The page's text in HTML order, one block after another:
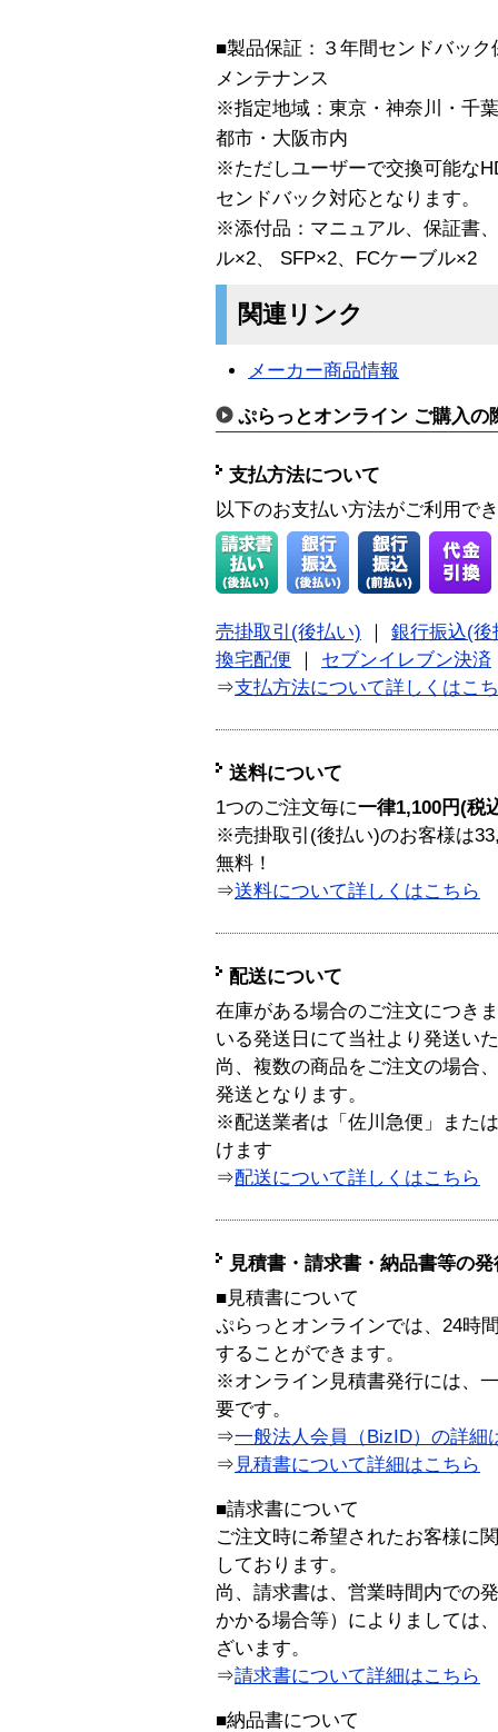
■製品保証：３年間センドバッ
メンテナンス
※指定地域：東京・神奈川・千
都市・大阪市内
※ただしユーザーで交換可能な
センドバック対応となります。
※添付品：マニュアル、保証書
ル×2、 SFP×2、FCケーブル×2
関連リンク
メーカー商品情報
ぷらっとオンライン ご購入の
支払方法について
以下のお支払い方法がご利用で
売掛取引(後払い)
銀行振込(後
換宅配便
セブンイレブン決済
⇒支払方法について詳しくはこ
送料について
1つのご注文毎に一律1,100円(税
※売掛取引(後払い)のお客様は
無料！
⇒送料について詳しくはこちら
配送について
在庫がある場合のご注文につき
いる発送日にて当社より発送い
尚、複数の商品をご注文の場合
発送となります。
※配送業者は「佐川急便」また
けます
⇒配送について詳しくはこちら
見積書・請求書・納品書等の
■見積書について
ぷらっとオンラインでは、24時
することができます。
※オンライン見積書発行には、
要です。
⇒一般法人会員（BizID）の詳細
⇒ 見積書について詳細はこちら
■請求書について
ご注文時に希望されたお客様に
しております。
尚、請求書は、営業時間内での
かかる場合等）によりましては
ざいます。
⇒請求書について詳細はこちら
■納品書について